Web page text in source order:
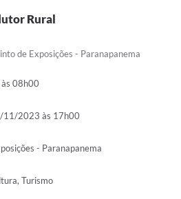
Rural
de Exposições - Paranapanema
08h00
11/2023 às 17h00
- Paranapanema
Turismo